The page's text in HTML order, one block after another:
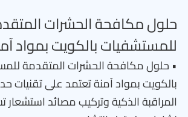
حلول مكافحة الحشرات
للمستشفيات بالكويت بمواد
• حلول مكافحة الحشرات المتقدمة
بالكويت بمواد آمنة تعتمد على تقنيات
المراقبة الذكية وتركيب مصائد